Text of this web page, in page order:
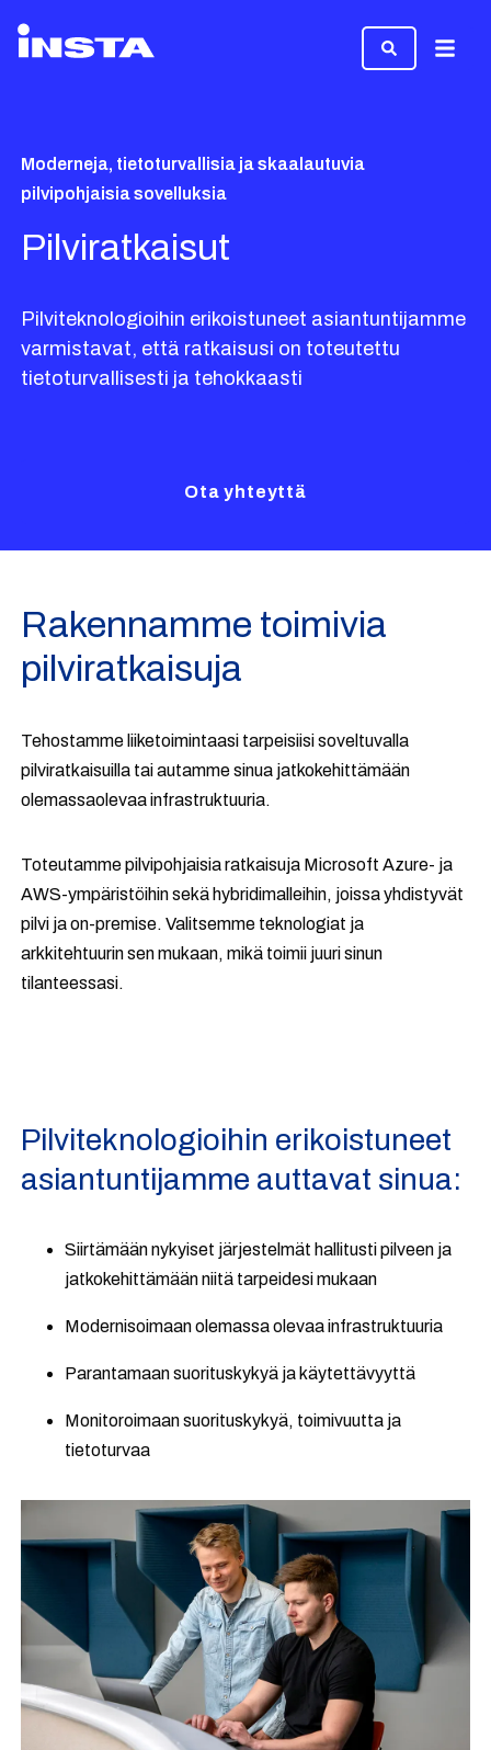
Moderneja, tietoturvallisia ja skaalautuvia
pilvipohjaisia sovelluksia
Pilviratkaisut
Pilviteknologioihin erikoistuneet asiantuntijamme
varmistavat, että ratkaisusi on toteutettu
tietoturvallisesti ja tehokkaasti
Ota yhteyttä
Rakennamme toimivia
pilviratkaisuja
Tehostamme liiketoimintaasi tarpeisiisi soveltuvalla
pilviratkaisuilla tai autamme sinua jatkokehittämään
olemassaolevaa infrastruktuuria.
Toteutamme pilvipohjaisia ratkaisuja Microsoft Azure- ja
AWS-ympäristöihin sekä hybridimalleihin, joissa yhdistyvät
pilvi ja on-premise. Valitsemme teknologiat ja
arkkitehtuurin sen mukaan, mikä toimii juuri sinun
tilanteessasi.
Pilviteknologioihin erikoistuneet
asiantuntijamme auttavat sinua:
Siirtämään nykyiset järjestelmät hallitusti pilveen ja
jatkokehittämään niitä tarpeidesi mukaan
Modernisoimaan olemassa olevaa infrastruktuuria
Parantamaan suorituskykyä ja käytettävyyttä
Monitoroimaan suorituskykyä, toimivuutta ja
tietoturvaa